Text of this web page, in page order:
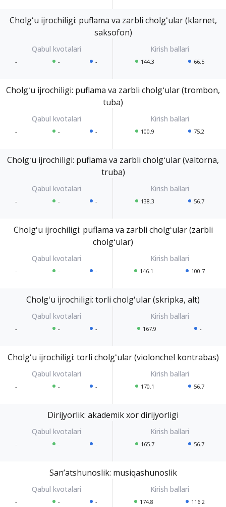
Cholgʻu ijrochiligi: puflama va zarbli cholgʻular (klarnet,
saksofon)
- - - 144.3 66.5
Cholgʻu ijrochiligi: puflama va zarbli cholgʻular (trombon,
tuba)
- - - 100.9 75.2
Cholgʻu ijrochiligi: puflama va zarbli cholgʻular (valtorna,
truba)
- - - 138.3 56.7
Cholgʻu ijrochiligi: puflama va zarbli cholgʻular (zarbli
cholgʻular)
- - - 146.1 100.7
Cholgʻu ijrochiligi: torli cholgʻular (skripka, alt)
- - - 167.9 -
Cholgʻu ijrochiligi: torli cholgʻular (violonchel kontrabas)
- - - 170.1 56.7
Dirijyorlik: akademik xor dirijyorligi
- - - 165.7 56.7
Sanʼatshunoslik: musiqashunoslik
- - - 174.8 116.2